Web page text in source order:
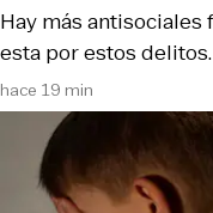
hace 19 min
Hay más
esta por estos delitos.